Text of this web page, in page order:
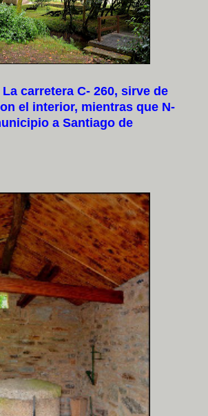
La carretera C- 260, sirve de
el interior, mientras que N-
a Santiago de